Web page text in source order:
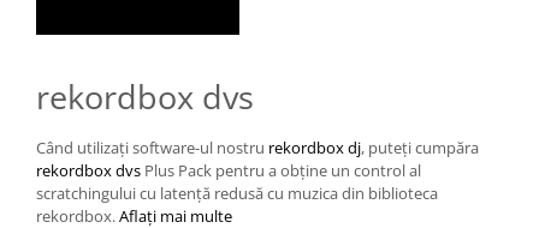
rekordbox dvs
Când utilizați software-ul nostru rekordbox dj, puteți cumpăra
rekordbox dvs Plus Pack pentru a obține un control al
scratchingului cu latență redusă cu muzica din biblioteca
rekordbox.Aflați mai multe